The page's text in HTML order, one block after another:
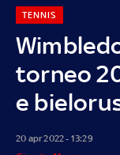
torneo
e
TENNIS
20 apr 2022 - 13:29